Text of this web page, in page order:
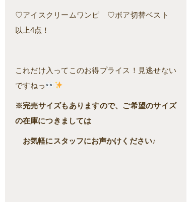
♡アイスクリームワンピ ♡ボア切替ベスト
以上4点！
これだけ入ってこのお得プライス！見逃せない
ですねっ
※完売サイズもありますので、ご希望のサイズ
の在庫につきましては
お気軽にスタッフにお声かけください♪